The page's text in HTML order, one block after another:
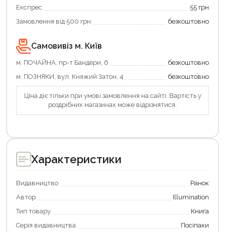
Експрес
55 грн
Замовлення від 500 грн
безкоштовно
Самовивіз м. Київ
м. ПОЧАЙНА, пр-т Бандери, 6
безкоштовно
м. ПОЗНЯКИ, вул. Княжий Затон, 4
безкоштовно
Ціна діє тільки при умові замовлення на сайті. Вартість у
роздрібних магазинах може відрізнятися.
Характеристики
Видавництво
Ранок
Автор
Illumination
Тип товару
Книга
Серія видавництва
Посіпаки